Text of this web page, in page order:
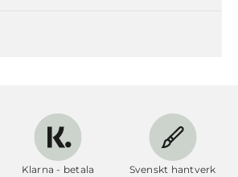
Klarna - betala
Svenskt hantverk